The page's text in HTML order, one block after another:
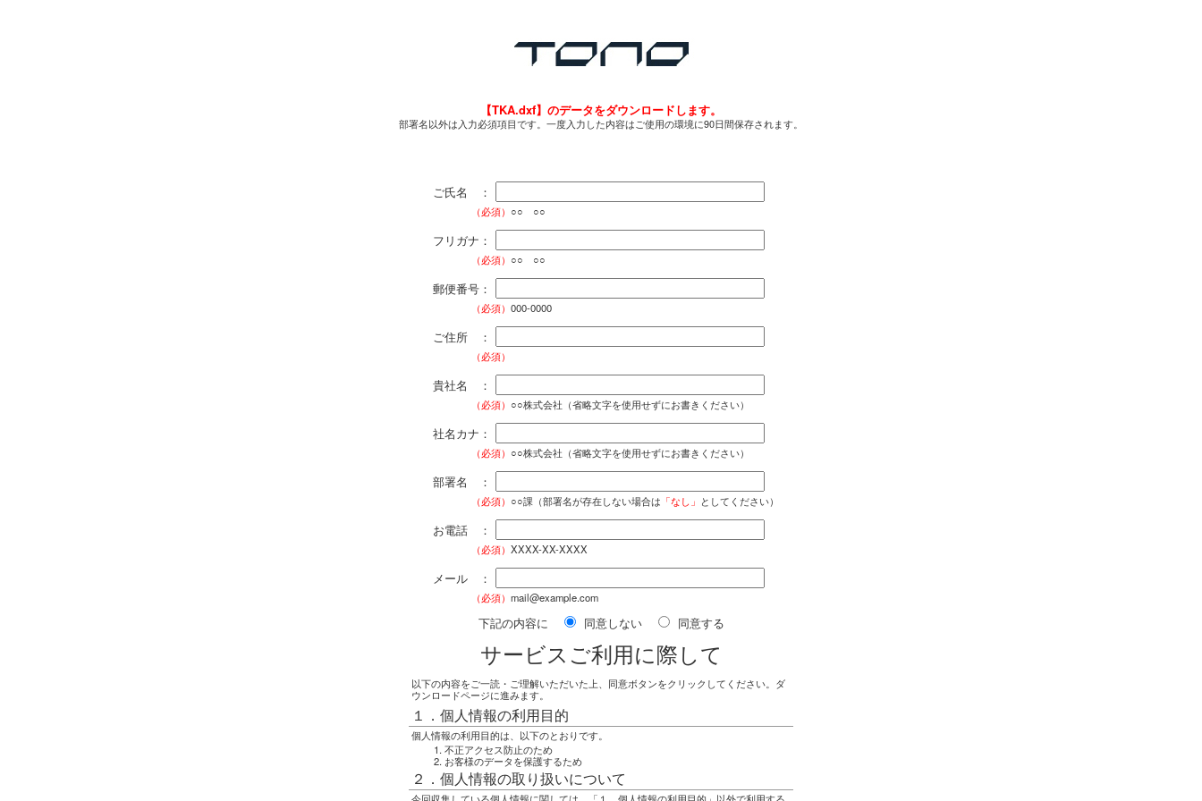
【TKA.dxf】のデータをダウンロードします。
部署名以外は入力必須項目です。一度入力した内容はご使用の環境に90日間保存されます。
ご氏名 ：
（必須） ○○ ○○
フリガナ：
（必須） ○○ ○○
郵便番号：
（必須） 000-0000
ご住所 ：
（必須）
貴社名 ：
（必須） ○○株式会社（省略文字を使用せずにお書きください）
社名カナ：
（必須） ○○株式会社（省略文字を使用せずにお書きください）
部署名 ：
（必須） ○○課（部署名が存在しない場合は 「なし」 としてください）
お電話 ：
（必須） XXXX-XX-XXXX
メール ：
（必須） mail@example.com
下記の内容に 同意しない 同意する
サービスご利用に際して
以下の内容をご一読・ご理解いただいた上、同意ボタンをクリックしてください。ダ
ウンロードページに進みます。
１．個人情報の利用目的
個人情報の利用目的は、以下のとおりです。
不正アクセス防止のため
お客様のデータを保護するため
２．個人情報の取り扱いについて